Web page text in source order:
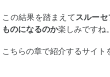
この結果を踏まえて スルー
ものになるのか楽しみですね。
こちらの章で紹介するサイト